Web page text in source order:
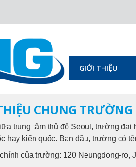
GIỚI THIỆU
CHUNG
trung tâm thủ đô Seoul, trường đại
hay kiến quốc. Ban đầu, trường có
của trường: 120 Neungdong-ro,